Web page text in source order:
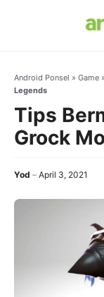
Android Ponsel » Game »
Legends
Tips
Grock
Yod April 3, 2021